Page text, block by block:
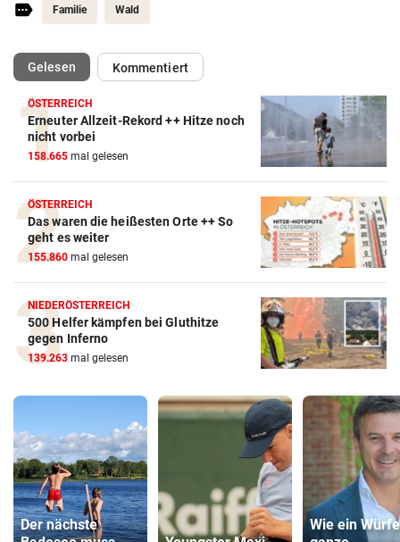
Familie Wald
Gelesen(ausgewählt)Kommentiert
ÖSTERREICH
Erneuter Allzeit-Rekord ++ Hitze noch
nicht vorbei
158.665 mal gelesen
ÖSTERREICH
Das waren die heißesten Orte ++ So
geht es weiter
155.860 mal gelesen
NIEDERÖSTERREICH
500 Helfer kämpfen bei Gluthitze
gegen Inferno
139.263 mal gelesen
Der nächste
Wie ein